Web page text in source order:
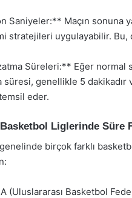
Saniyeler:** Maçın sonuna
stratejileri uygulayabilir. Bu,
Süreleri:** Eğer normal
süresi, genellikle 5 dakikadır
eder.
Liglerinde Süre
birçok farklı
(Uluslararası Basketbol